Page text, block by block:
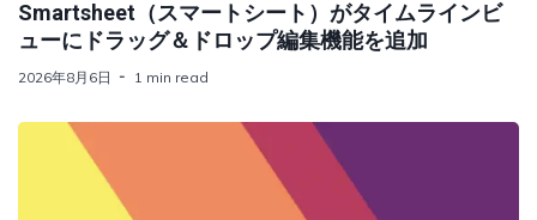
Smartsheet（スマートシート）がタイムラインビ
ューにドラッグ＆ドロップ編集機能を追加
2026年8月6日 1 min read